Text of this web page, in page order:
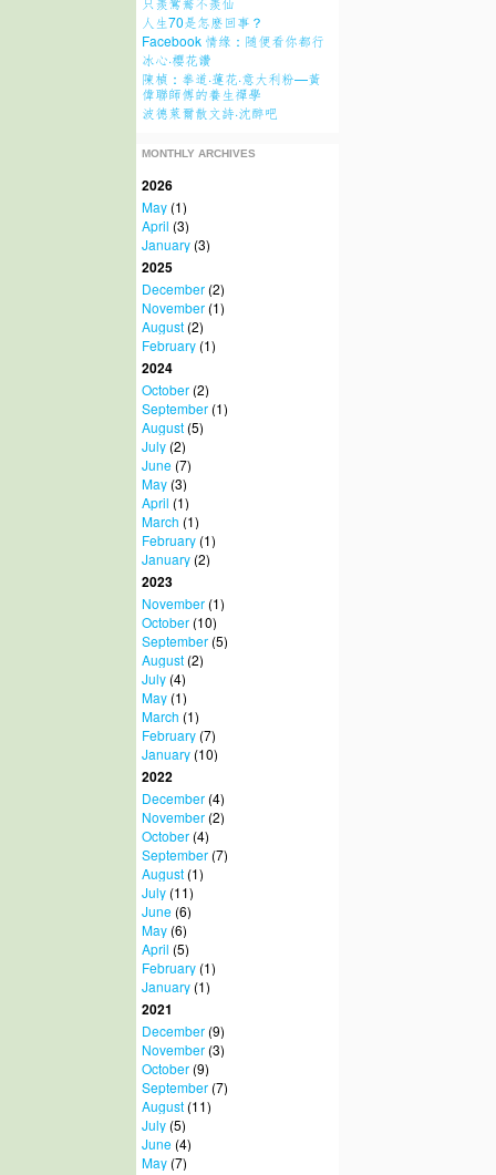
人生70是怎麽回事？
Facebook 情缘：随便看你都行
冰心·櫻花讚
陳楨：拳道·蓮花·意大利粉—黃
偉聯師傅的養生禪學
波德萊爾散文詩·沈醉吧
MONTHLY ARCHIVES
2026
May(1)
April (3)
January(3)
2025
December(2)
November(1)
August(2)
February(1)
2024
October(2)
September(1)
August(5)
July(2)
June(7)
May(3)
April (1)
March (1)
February(1)
January(2)
2023
November(1)
October(10)
September(5)
August(2)
July(4)
May(1)
March (1)
February(7)
January(10)
2022
December(4)
November(2)
October(4)
September(7)
August(1)
July(11)
June(6)
May(6)
April (5)
February(1)
January(1)
2021
December(9)
November(3)
October(9)
September(7)
August(11)
July(5)
June(4)
May(7)